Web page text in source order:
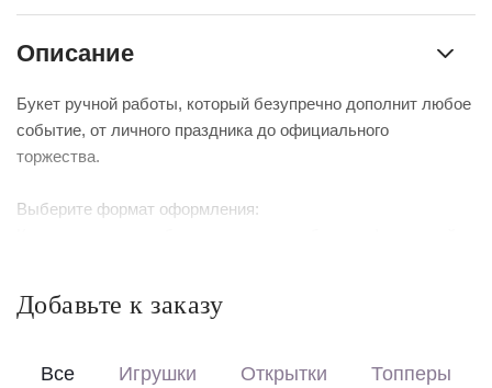
Описание
Букет ручной работы, который безупречно дополнит любое
событие, от личного праздника до официального
торжества.
Выберите формат оформления:
Перевяжем лентой – идеальный минималистичный вариант
Добавьте к заказу
Все Игрушки Открытки Топперы